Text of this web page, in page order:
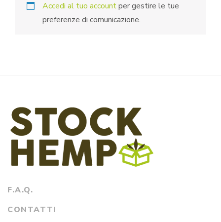
Accedi al tuo accountper gestire le tue
preferenze di comunicazione.
F.A.Q.
CONTATTI